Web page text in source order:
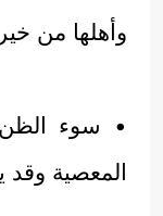
وأهلها من
• سوء
المعصية